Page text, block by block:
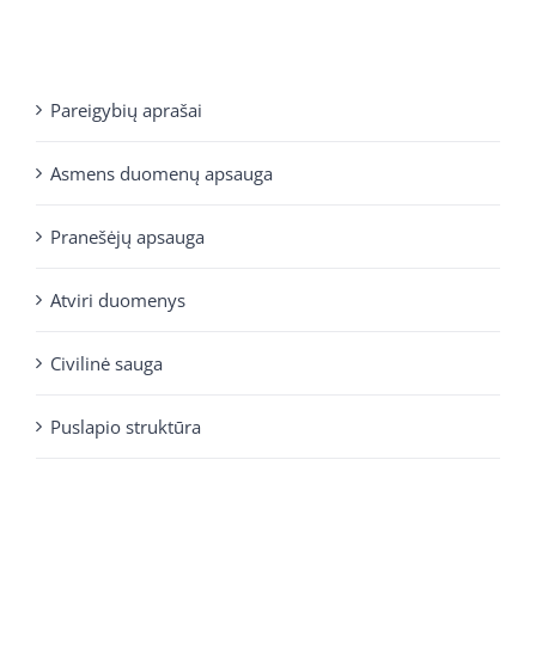
Pareigybių aprašai
Asmens duomenų apsauga
Pranešėjų apsauga
Atviri duomenys
Civilinė sauga
Puslapio struktūra